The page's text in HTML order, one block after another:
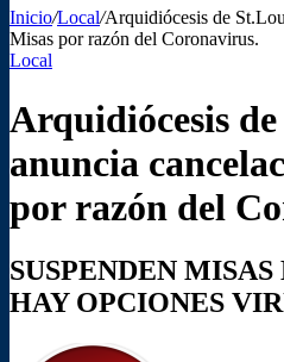
Inicio/Local/Arquidiócesis de
Misas por razón del Coronavirus.
Local
Arquidiócesis
anuncia
por razón del
SUSPENDEN
HAY OPCIONES